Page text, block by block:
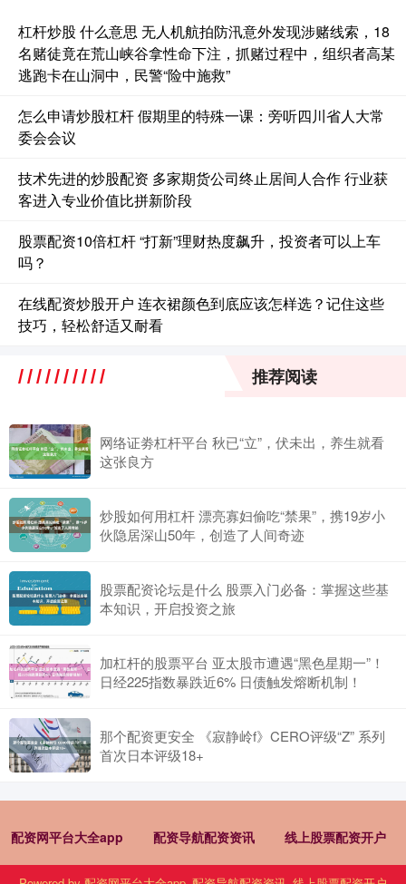
杠杆炒股 什么意思 无人机航拍防汛意外发现涉赌线索，18
名赌徒竟在荒山峡谷拿性命下注，抓赌过程中，组织者高某
逃跑卡在山洞中，民警“险中施救”
怎么申请炒股杠杆 假期里的特殊一课：旁听四川省人大常
委会会议
技术先进的炒股配资 多家期货公司终止居间人合作 行业获
客进入专业价值比拼新阶段
股票配资10倍杠杆 “打新”理财热度飙升，投资者可以上车
吗？
在线配资炒股开户 连衣裙颜色到底应该怎样选？记住这些
技巧，轻松舒适又耐看
推荐阅读
网络证劵杠杆平台 秋已“立”，伏未出，养生就看
这张良方
炒股如何用杠杆 漂亮寡妇偷吃“禁果”，携19岁小
伙隐居深山50年，创造了人间奇迹
股票配资论坛是什么 股票入门必备：掌握这些基
本知识，开启投资之旅
加杠杆的股票平台 亚太股市遭遇“黑色星期一”！
日经225指数暴跌近6% 日债触发熔断机制！
那个配资更安全 《寂静岭f》CERO评级“Z” 系列
首次日本评级18+
配资网平台大全app 配资导航配资资讯 线上股票配资开户